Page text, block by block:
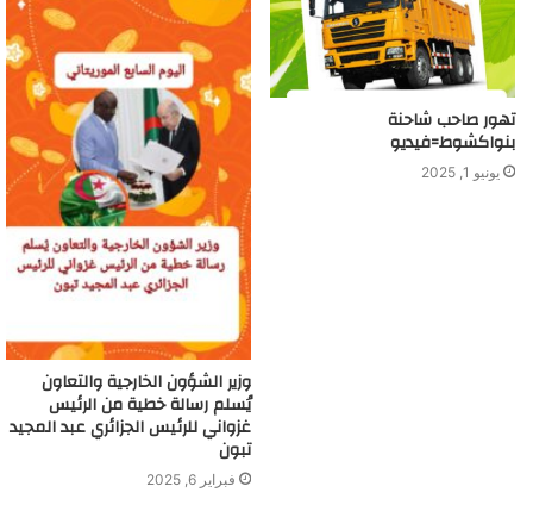
تهور صاحب شاحنة
بنواكشوط=فيديو
يونيو 1, 2025
وزير الشؤون الخارجية والتعاون
يُسلم رسالة خطية من الرئيس
غزواني للرئيس الجزائري عبد المجيد
تبون
فبراير 6, 2025